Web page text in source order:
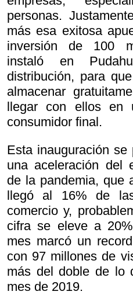
personas.
más esa exitosa
inversión de 100
instaló en
distribución, para
almacenar
llegar con ellos en
consumidor final.
Esta inauguración
una aceleración del
de la pandemia, que
llegó al 16% de
comercio y,
cifra se eleve a
mes marcó un
con 97 millones de
más del doble de lo
mes de 2019.